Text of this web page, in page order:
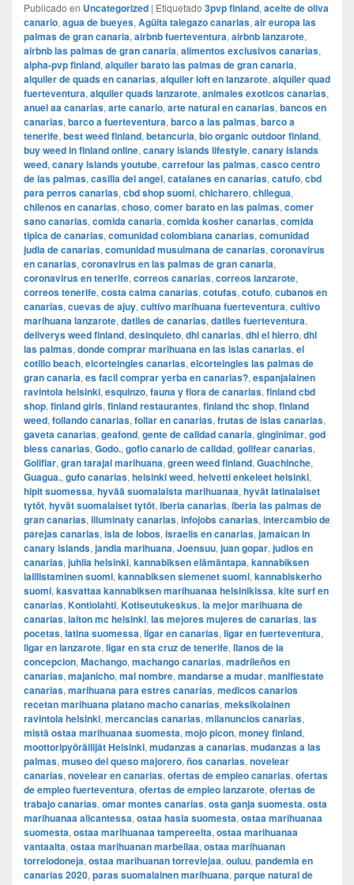
Publicado en Uncategorized | Etiquetado 3pvp finland, aceite de oliva
canario, agua de bueyes, Agüita talegazo canarias, air europa las
palmas de gran canaria, airbnb fuerteventura, airbnb lanzarote,
airbnb las palmas de gran canaria, alimentos exclusivos canarias,
alpha-pvp finland, alquiler barato las palmas de gran canaria,
alquiler de quads en canarias, alquiler loft en lanzarote, alquiler quad
fuerteventura, alquiler quads lanzarote, animales exoticos canarias,
anuel aa canarias, arte canario, arte natural en canarias, bancos en
canarias, barco a fuerteventura, barco a las palmas, barco a
tenerife, best weed finland, betancuria, bio organic outdoor finland,
buy weed in finland online, canary islands lifestyle, canary islands
weed, canary islands youtube, carrefour las palmas, casco centro
de las palmas, casilla del angel, catalanes en canarias, catufo, cbd
para perros canarias, cbd shop suomi, chicharero, chilegua,
chilenos en canarias, choso, comer barato en las palmas, comer
sano canarias, comida canaria, comida kosher canarias, comida
tipica de canarias, comunidad colombiana canarias, comunidad
judia de canarias, comunidad musulmana de canarias, coronavirus
en canarias, coronavirus en las palmas de gran canaria,
coronavirus en tenerife, correos canarias, correos lanzarote,
correos tenerife, costa calma canarias, cotufas, cotufo, cubanos en
canarias, cuevas de ajuy, cultivo marihuana fuerteventura, cultivo
marihuana lanzarote, datiles de canarias, datiles fuerteventura,
deliverys weed finland, desinquieto, dhl canarias, dhl el hierro, dhl
las palmas, donde comprar marihuana en las islas canarias, el
cotillo beach, elcorteingles canarias, elcorteingles las palmas de
gran canaria, es facil comprar yerba en canarias?, espanjalainen
ravintola helsinki, esquinzo, fauna y flora de canarias, finland cbd
shop, finland girls, finland restaurantes, finland thc shop, finland
weed, follando canarias, follar en canarias, frutas de islas canarias,
gaveta canarias, geafond, gente de calidad canaria, ginginimar, god
bless canarias, Godo., gofio canario de calidad, golifear canarias,
Golifiar, gran tarajal marihuana, green weed finland, Guachinche,
Guagua., gufo canarias, helsinki weed, helvetti enkeleet helsinki,
hipit suomessa, hyvää suomalaista marihuanaa, hyvät latinalaiset
tytöt, hyvät suomalaiset tytöt, iberia canarias, iberia las palmas de
gran canarias, illuminaty canarias, infojobs canarias, intercambio de
parejas canarias, isla de lobos, israelis en canarias, jamaican in
canary islands, jandia marihuana, Joensuu, juan gopar, judios en
canarias, juhlia helsinki, kannabiksen elämäntapa, kannabiksen
laillistaminen suomi, kannabiksen siemenet suomi, kannabiskerho
suomi, kasvattaa kannabiksen marihuanaa helsinikissa, kite surf en
canarias, Kontiolahti, Kotiseutukeskus, la mejor marihuana de
canarias, laiton mc helsinki, las mejores mujeres de canarias, las
pocetas, latina suomessa, ligar en canarias, ligar en fuerteventura,
ligar en lanzarote, ligar en sta cruz de tenerife, llanos de la
concepcion, Machango, machango canarias, madrileños en
canarias, majanicho, mal nombre, mandarse a mudar, manifiestate
canarias, marihuana para estres canarias, medicos canarios
recetan marihuana platano macho canarias, meksikolainen
ravintola helsinki, mercancias canarias, milanuncios canarias,
mistä ostaa marihuanaa suomesta, mojo picon, money finland,
moottoripyöräilijät Helsinki, mudanzas a canarias, mudanzas a las
palmas, museo del queso majorero, ños canarias, novelear
canarias, novelear en canarias, ofertas de empleo canarias, ofertas
de empleo fuerteventura, ofertas de empleo lanzarote, ofertas de
trabajo canarias, omar montes canarias, osta ganja suomesta, osta
marihuanaa alicantessa, ostaa hasia suomesta, ostaa marihuanaa
suomesta, ostaa marihuanaa tampereelta, ostaa marihuanaa
vantaalta, ostaa marihuanan marbellaa, ostaa marihuanan
torrelodoneja, ostaa marihuanan torreviejaa, ouluu, pandemia en
canarias 2020, paras suomalainen marihuana, parque natural de